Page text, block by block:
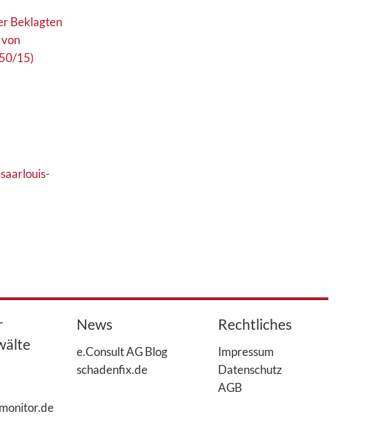
Beklagten
15)
News
e.Consult AG Blog
schadenfix.de
Rechtliches
Impressum
Datenschutz
AGB